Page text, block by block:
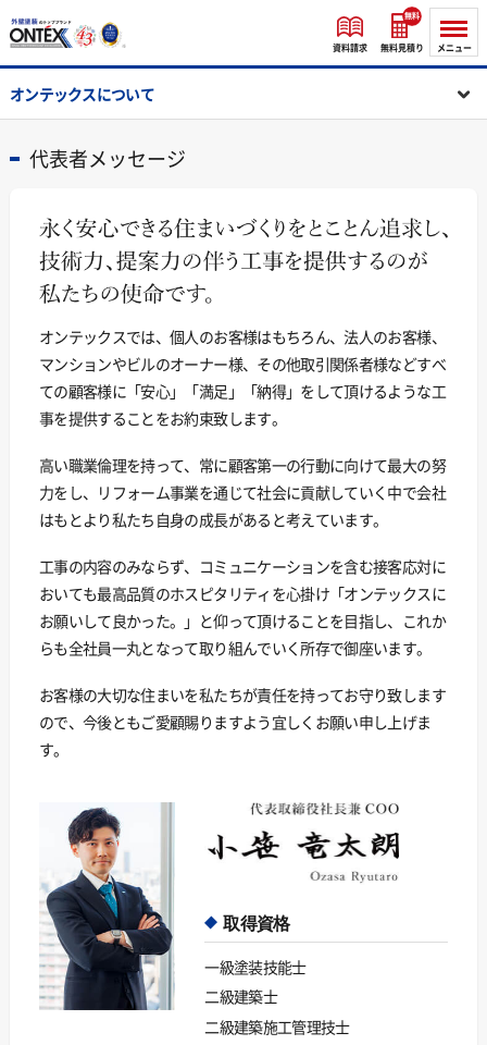
資料請求 無料見積り
無料
メニュー
オンテックスについて
代表者メッセージ
オンテックスでは、個人のお客様はもちろん、法人のお客様、
マンションやビルのオーナー様、その他取引関係者様などすべ
ての顧客様に「安心」「満足」「納得」をして頂けるような工
事を提供することをお約束致します。
高い職業倫理を持って、常に顧客第一の行動に向けて最大の努
力をし、リフォーム事業を通じて社会に貢献していく中で会社
はもとより私たち自身の成長があると考えています。
工事の内容のみならず、コミュニケーションを含む接客応対に
おいても最高品質のホスピタリティを心掛け「オンテックスに
お願いして良かった。」と仰って頂けることを目指し、これか
らも全社員一丸となって取り組んでいく所存で御座います。
お客様の大切な住まいを私たちが責任を持ってお守り致します
ので、今後ともご愛顧賜りますよう宜しくお願い申し上げま
す。
取得資格
一級塗装技能士
二級建築士
二級建築施工管理技士